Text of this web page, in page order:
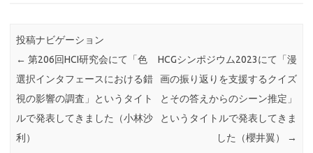
投稿ナビゲーション
← 第206回HCI研究会にて「色
選択インタフェースにおける錯
視の影響の調査」というタイト
ルで発表してきました（小林沙
利）
HCGシンポジウム2023にて「漫
画の振り返りを支援するクイズ
とその答えからのシーン推定」
というタイトルで発表してきま
した（櫻井翼）
→